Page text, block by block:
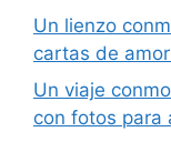
Un lienzo
cartas de
Un viaje
con fotos para